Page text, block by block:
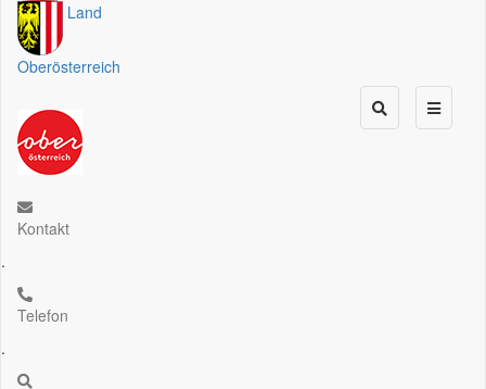
Land
Oberösterreich
Kontakt
.
Telefon
.